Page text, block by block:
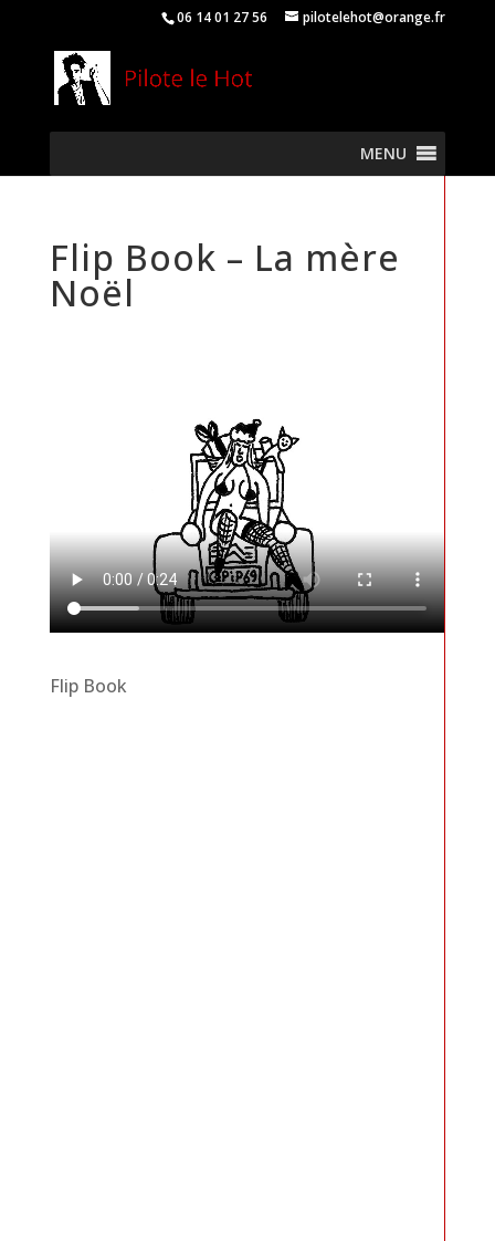
06 14 01 27 56 pilotelehot@orange.fr
MENU
Flip Book – La mère
Noël
Flip Book